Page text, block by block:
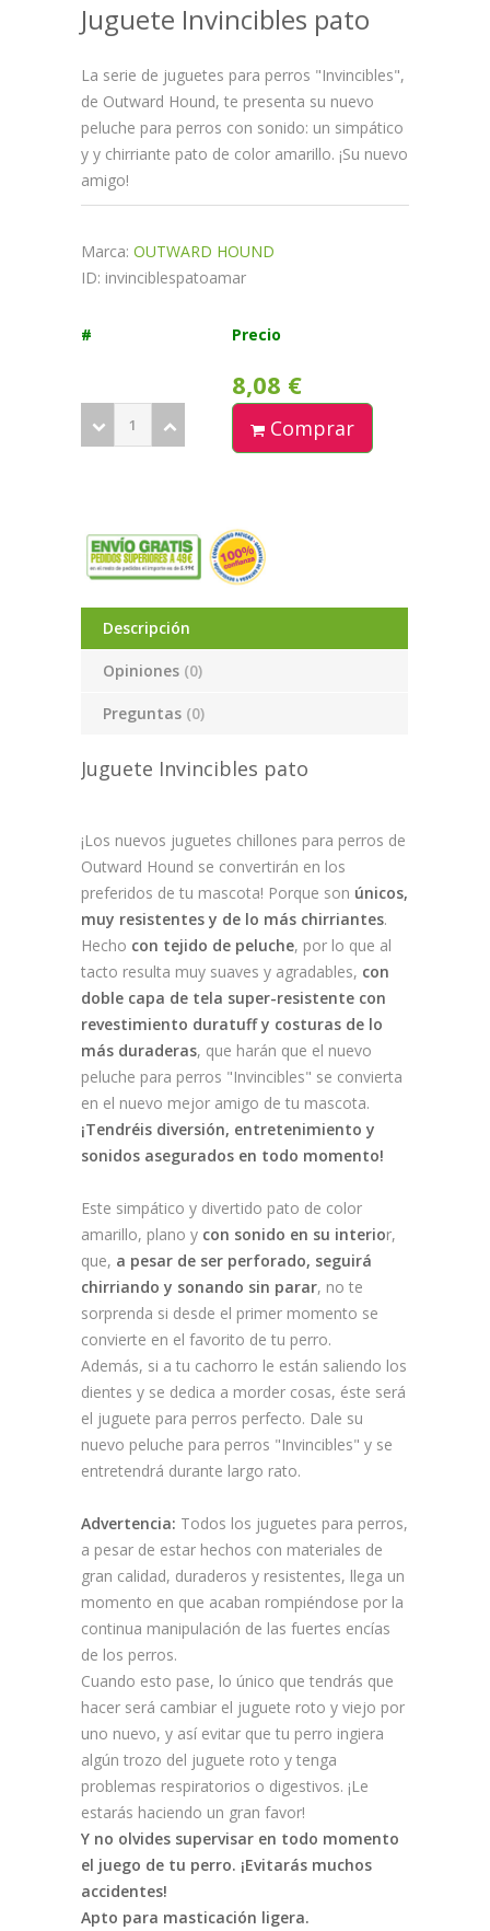
Juguete Invincibles pato
La serie de juguetes para perros "Invincibles",
de Outward Hound, te presenta su nuevo
peluche para perros con sonido: un simpático
y y chirriante pato de color amarillo. ¡Su nuevo
amigo!
Marca: OUTWARD HOUND
ID: invinciblespatoamar
# Precio
8,08 €
Comprar
Descripción
Opiniones (0)
Preguntas (0)
Juguete Invincibles pato
¡Los nuevos juguetes chillones para perros de
Outward Hound se convertirán en los
preferidos de tu mascota! Porque son únicos,
muy resistentes y de lo más chirriantes.
Hecho con tejido de peluche, por lo que al
tacto resulta muy suaves y agradables, con
doble capa de tela super-resistente con
revestimiento duratuff y costuras de lo
más duraderas, que harán que el nuevo
peluche para perros "Invincibles" se convierta
en el nuevo mejor amigo de tu mascota.
¡Tendréis diversión, entretenimiento y
sonidos asegurados en todo momento!
Este simpático y divertido pato de color
amarillo, plano y con sonido en su interior,
que, a pesar de ser perforado, seguirá
chirriando y sonando sin parar, no te
sorprenda si desde el primer momento se
convierte en el favorito de tu perro.
Además, si a tu cachorro le están saliendo los
dientes y se dedica a morder cosas, éste será
el juguete para perros perfecto. Dale su
nuevo peluche para perros "Invincibles" y se
entretendrá durante largo rato.
Advertencia: Todos los juguetes para perros,
a pesar de estar hechos con materiales de
gran calidad, duraderos y resistentes, llega un
momento en que acaban rompiéndose por la
continua manipulación de las fuertes encías
de los perros.
Cuando esto pase, lo único que tendrás que
hacer será cambiar el juguete roto y viejo por
uno nuevo, y así evitar que tu perro ingiera
algún trozo del juguete roto y tenga
problemas respiratorios o digestivos. ¡Le
estarás haciendo un gran favor!
Y no olvides supervisar en todo momento
el juego de tu perro. ¡Evitarás muchos
accidentes!
Apto para masticación ligera.